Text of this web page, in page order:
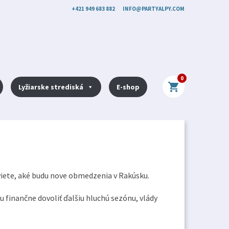
+421 949 683 882 INFO@PARTYALPY.COM
Lyžiarske strediská E-shop shopping_cart
0
aké budu nove obmedzenia v Rakúsku.
finančne dovoliť ďalšiu hluchú sezónu, vlády